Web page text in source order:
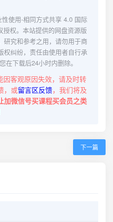
使用-相同方式共享 4.0 国际
授权。本站提供的网盘资源版
研究和参考之用，请勿用于商
权纠纷，责任由使用者自行承
在下载后24小时内删除。
因客观原因失效，请及时转
，或留言区反馈，我们将及
加微信号买课程买会员之类
下一篇